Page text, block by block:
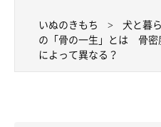
い運動も、この頃から骨の負担
いぬのきもち 犬と暮
の「骨の一生」とは 骨密
によって異なる？